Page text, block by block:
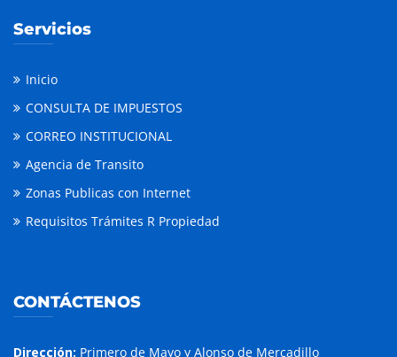
Servicios
Inicio
CONSULTA DE IMPUESTOS
CORREO INSTITUCIONAL
Agencia de Transito
Zonas Publicas con Internet
Requisitos Trámites R Propiedad
CONTÁCTENOS
Dirección: Primero de Mayo y Alonso de Mercadillo